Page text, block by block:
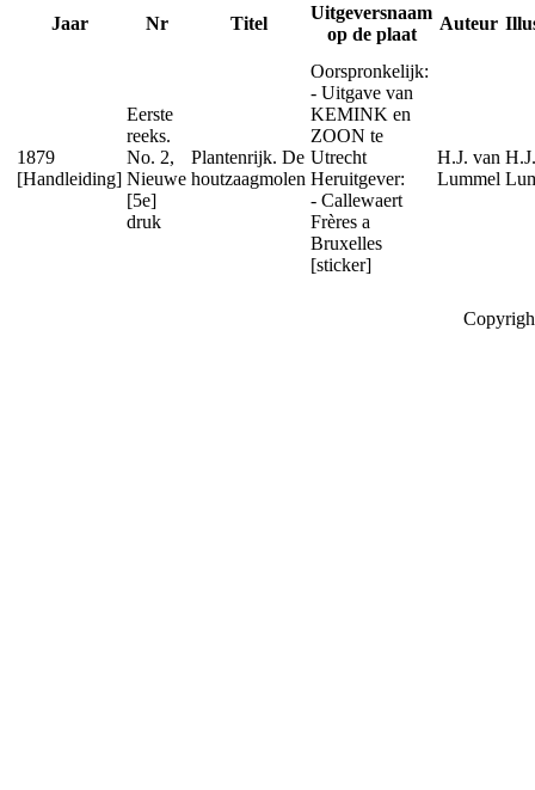
Jaar Nr Titel
Uitgeversnaam
op de plaat
Auteur
1879
[Handleiding]
Eerste
reeks.
No. 2,
Nieuwe
[5e]
druk
Plantenrijk. De
houtzaagmolen
Oorspronkelijk:
- Uitgave van
KEMINK en
ZOON te
Utrecht
Heruitgever:
- Callewaert
Frères a
Bruxelles
[sticker]
H.J. van
Lummel